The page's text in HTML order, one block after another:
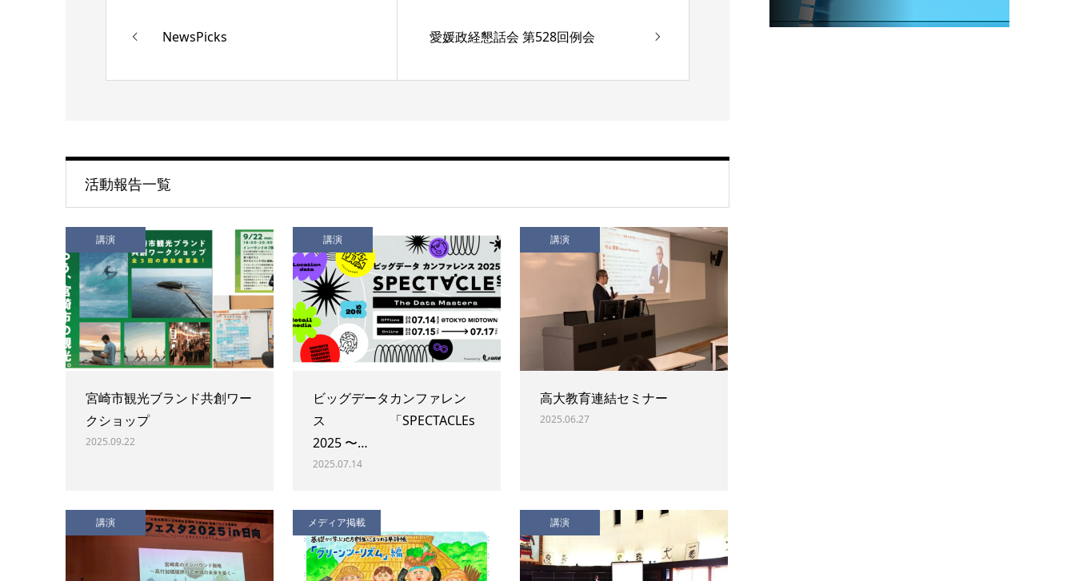
NewsPicks 愛媛政経懇話会 第528回例会
活動報告一覧
講演
宮崎市観光ブランド共創ワー
クショップ
2025.09.22
講演
ビッグデータカンファレン
ス 「SPECTACLEs
2025 〜…
2025.07.14
講演
高大教育連結セミナー
2025.06.27
講演 メディア掲載 講演